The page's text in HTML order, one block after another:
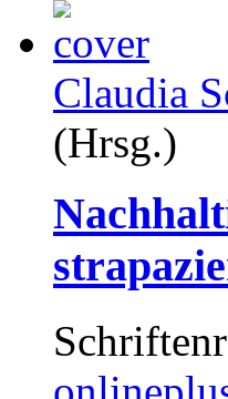
Claudia
(Hrsg.)